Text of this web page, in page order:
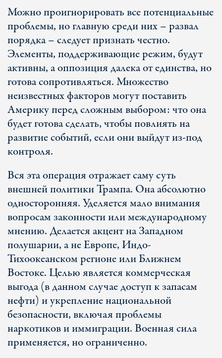
Можно проигнорировать все потенциальные
проблемы, но главную среди них – развал
порядка – следует признать честно.
Элементы, поддерживающие режим, будут
активны, а оппозиция далека от единства, но
готова сопротивляться. Множество
неизвестных факторов могут поставить
Америку перед сложным выбором: что она
будет готова сделать, чтобы повлиять на
развитие событий, если они выйдут из-под
контроля.
Вся эта операция отражает саму суть
внешней политики Трампа. Она абсолютно
односторонняя. Уделяется мало внимания
вопросам законности или международному
мнению. Делается акцент на Западном
полушарии, а не Европе, Индо-
Тихоокеанском регионе или Ближнем
Востоке. Целью является коммерческая
выгода (в данном случае доступ к запасам
нефти) и укрепление национальной
безопасности, включая проблемы
наркотиков и иммиграции. Военная сила
применяется, но ограниченно.